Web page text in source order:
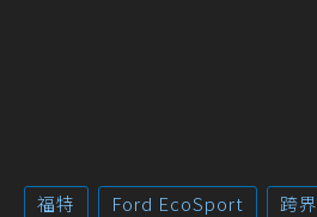
福特 Ford EcoSport 跨界